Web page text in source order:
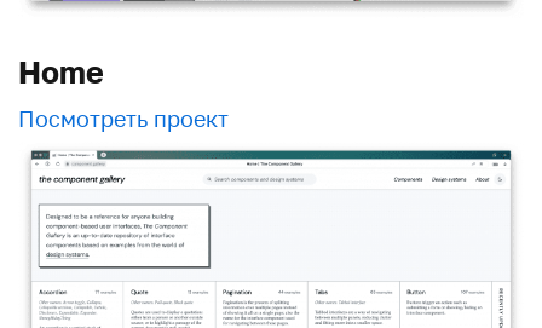
Home
Посмотреть проект